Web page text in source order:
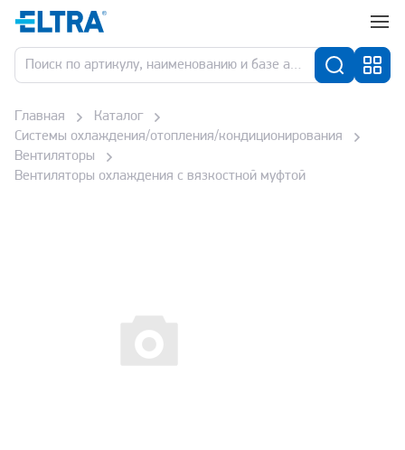
Главная
Каталог
Системы охлаждения/отопления/кондиционирования
Вентиляторы
Вентиляторы охлаждения с вязкостной муфтой